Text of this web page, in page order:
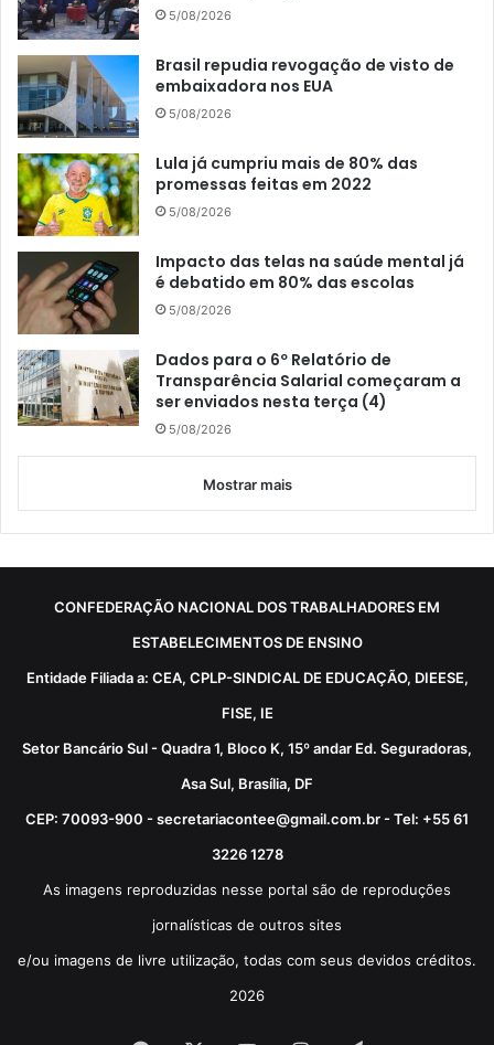
5/08/2026
Brasil repudia revogação de visto de
embaixadora nos EUA
5/08/2026
Lula já cumpriu mais de 80% das
promessas feitas em 2022
5/08/2026
Impacto das telas na saúde mental já
é debatido em 80% das escolas
5/08/2026
Dados para o 6º Relatório de
Transparência Salarial começaram a
ser enviados nesta terça (4)
5/08/2026
Mostrar mais
CONFEDERAÇÃO NACIONAL DOS TRABALHADORES EM
ESTABELECIMENTOS DE ENSINO
Entidade Filiada a: CEA, CPLP-SINDICAL DE EDUCAÇÃO, DIEESE,
FISE, IE
Setor Bancário Sul - Quadra 1, Bloco K, 15º andar Ed. Seguradoras,
Asa Sul, Brasília, DF
CEP: 70093-900 - secretariacontee@gmail.com.br - Tel: +55 61
3226 1278
As imagens reproduzidas nesse portal são de reproduções
jornalísticas de outros sites
e/ou imagens de livre utilização, todas com seus devidos créditos.
2026